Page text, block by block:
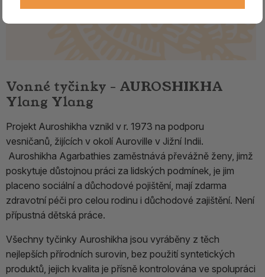
Vonné tyčinky - AUROSHIKHA
Ylang Ylang
Projekt Auroshikha vznikl v r. 1973 na podporu
vesničanů, žijících v okolí Auroville v Jižní Indii.
Auroshikha Agarbathies zaměstnává převážně ženy, jimž
poskytuje důstojnou práci za lidských podmínek, je jim
placeno sociální a důchodové pojištění, mají zdarma
zdravotní péči pro celou rodinu i důchodové zajištění. Není
přípustná dětská práce.
Všechny tyčinky Auroshikha jsou vyráběny z těch
nejlepších přírodních surovin, bez použití syntetických
produktů, jejich kvalita je přísně kontrolována ve spolupráci